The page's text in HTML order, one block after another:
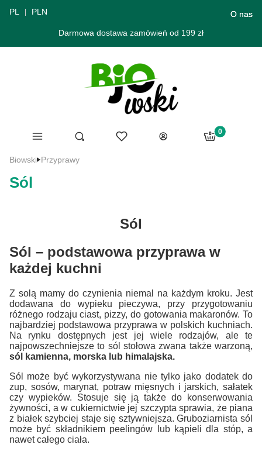
PL PLN
O nas
Darmowa dostawa zamówień od 199 zł
Menu Otwórz wyszukiwarkę
Szukaj Ulubione
Zaloguj się
Produkty w
Koszyk
Biowski Przyprawy
Sól
Sól
Sól – podstawowa przyprawa w
każdej kuchni
Z solą mamy do czynienia niemal na każdym kroku. Jest
dodawana do wypieku pieczywa, przy przygotowaniu
różnego rodzaju ciast, pizzy, do gotowania makaronów. To
najbardziej podstawowa przyprawa w polskich kuchniach.
Na rynku dostępnych jest jej wiele rodzajów, ale te
najpowszechniejsze to sól stołowa zwana także warzoną,
sól kamienna, morska lub himalajska.
Sól może być wykorzystywana nie tylko jako dodatek do
zup, sosów, marynat, potraw mięsnych i jarskich, sałatek
czy wypieków. Stosuje się ją także do konserwowania
żywności, a w cukiernictwie jej szczypta sprawia, że piana
z białek szybciej staje się sztywniejsza. Gruboziarnista sól
może być składnikiem peelingów lub kąpieli dla stóp, a
nawet całego ciała.